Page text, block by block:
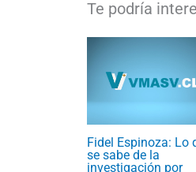
Fidel Espinoza: Lo
se sabe de la
investigación por